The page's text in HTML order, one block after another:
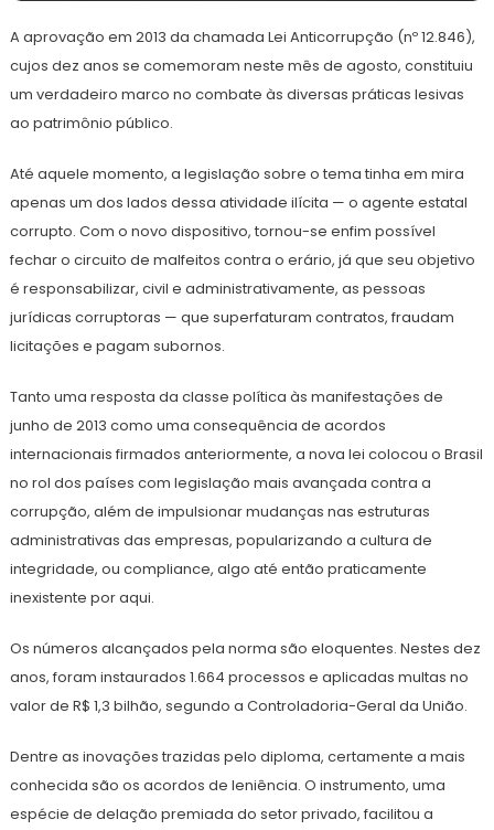
outubro
de
A aprovação em 2013 da chamada Lei Anticorrupção (nº 12.846),
cujos dez anos se comemoram neste mês de agosto, constituiu
um verdadeiro marco no combate às diversas práticas lesivas
ao patrimônio público.
Até aquele momento, a legislação sobre o tema tinha em mira
apenas um dos lados dessa atividade ilícita — o agente estatal
corrupto. Com o novo dispositivo, tornou-se enfim possível
fechar o circuito de malfeitos contra o erário, já que seu objetivo
é responsabilizar, civil e administrativamente, as pessoas
jurídicas corruptoras — que superfaturam contratos, fraudam
licitações e pagam subornos.
Tanto uma resposta da classe política às manifestações de
junho de 2013 como uma consequência de acordos
internacionais firmados anteriormente, a nova lei colocou o Brasil
no rol dos países com legislação mais avançada contra a
corrupção, além de impulsionar mudanças nas estruturas
administrativas das empresas, popularizando a cultura de
integridade, ou compliance, algo até então praticamente
inexistente por aqui.
Os números alcançados pela norma são eloquentes. Nestes dez
anos, foram instaurados 1.664 processos e aplicadas multas no
valor de R$ 1,3 bilhão, segundo a Controladoria-Geral da União.
Dentre as inovações trazidas pelo diploma, certamente a mais
conhecida são os acordos de leniência. O instrumento, uma
espécie de delação premiada do setor privado, facilitou a